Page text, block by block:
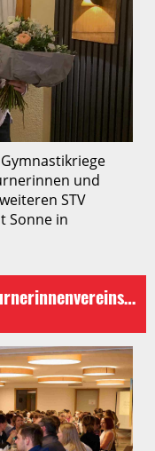
und
STV
Sonne in
23. Generalversammlung des Turnerinnenvereins STV Neuenkirch